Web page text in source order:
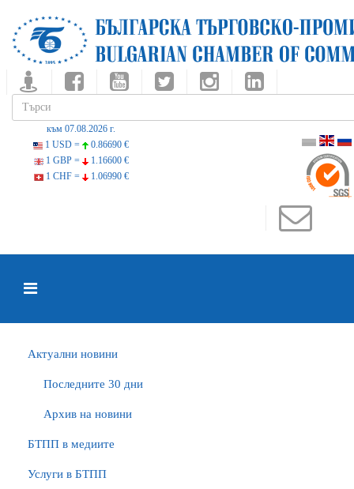
към 07.08.2026 г.
1 USD =
0.86690 €
1 GBP =
1.16600 €
1 CHF =
1.06990 €
Актуални новини
Последните 30 дни
Архив на новини
БTПП в медиите
Услуги в БТПП